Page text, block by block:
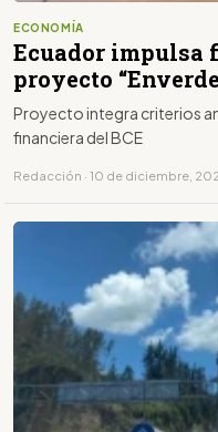
ECONOMÍA
Ecuador impulsa
proyecto
Proyecto integra criterios
financiera del BCE
Redacción · 10 de diciembre,